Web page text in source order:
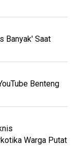
Banyak' Saat
Benteng
Warga Putat